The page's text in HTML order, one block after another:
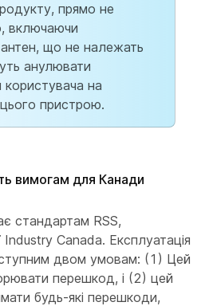
прямо не
включаючи
що не належать
анулювати
на
пристрою.
вимогам для Канади
стандартам RSS,
Industry Canada. Експлуатація
двом умовам: (1) Цей
перешкод, і (2) цей
будь-які перешкоди,